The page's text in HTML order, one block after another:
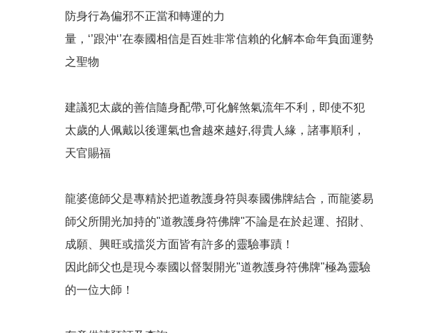
防身行為偏邪不正當和轉運的力
量，‘’跟沖‘’在泰國相信是百姓非常信賴的化解本命年負面運勢
之聖物
建議犯太歲的善信隨身配帶,可化解煞氣流年不利，即使不犯
太歲的人佩戴以後運氣也會越來越好,得貴人緣，諸事順利，
天官賜福
龍婆億師父是專精於把道教護身符與泰國佛牌結合，而龍婆易
師父所開光加持的"道教護身符佛牌"不論是在於起運、招財、
成願、興旺或擋災方面皆有許多的靈驗事蹟！
因此師父也是現今泰國以督製開光"道教護身符佛牌"極為靈驗
的一位大師！